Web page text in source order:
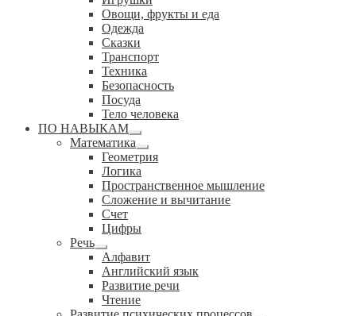
вложенное
меню
Овощи, фрукты и еда
Одежда
Сказки
Транспорт
Техника
Безопасность
Посуда
Тело человека
ПО НАВЫКАМ
Развернутое
вложенное
меню
Математика
Развернутое
вложенное
Геометрия
Логика
Пространственное мышление
Сложение и вычитание
Счет
Цифры
Речь
Развернутое
вложенное
меню
Алфавит
Английский язык
Развитие речи
Чтение